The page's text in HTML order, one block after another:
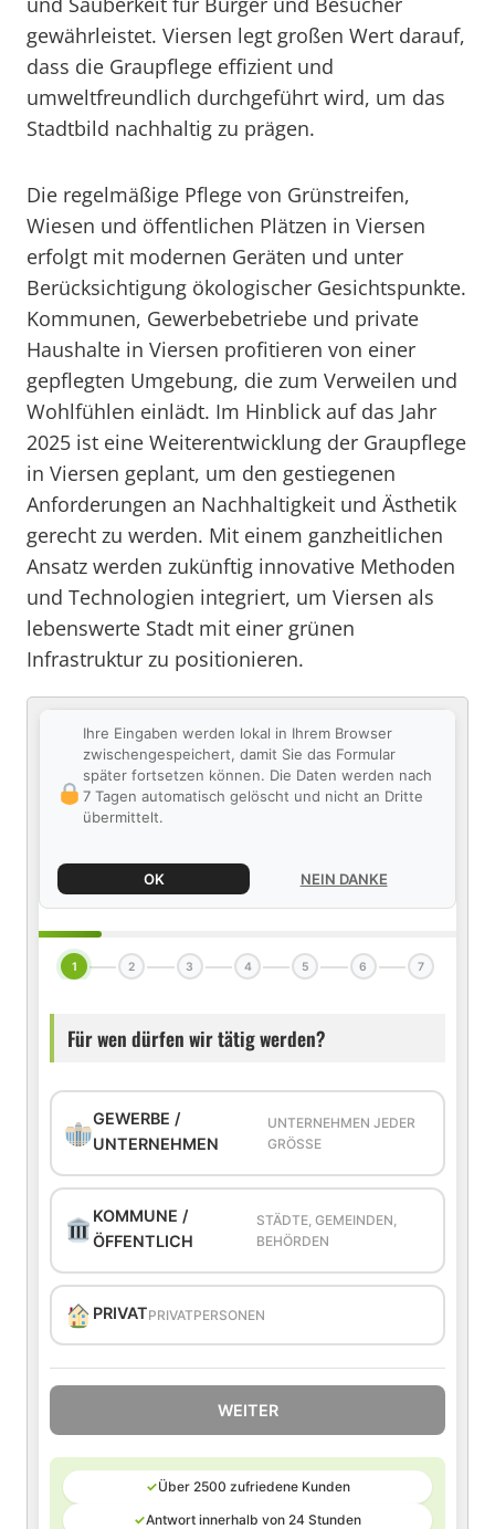
gewährleistet. Viersen legt großen Wert darauf,
dass die Graupflege effizient und
umweltfreundlich durchgeführt wird, um das
Stadtbild nachhaltig zu prägen.
Die regelmäßige Pflege von Grünstreifen,
Wiesen und öffentlichen Plätzen in Viersen
erfolgt mit modernen Geräten und unter
Berücksichtigung ökologischer Gesichtspunkte.
Kommunen, Gewerbebetriebe und private
Haushalte in Viersen profitieren von einer
gepflegten Umgebung, die zum Verweilen und
Wohlfühlen einlädt. Im Hinblick auf das Jahr
2025 ist eine Weiterentwicklung der Graupflege
in Viersen geplant, um den gestiegenen
Anforderungen an Nachhaltigkeit und Ästhetik
gerecht zu werden. Mit einem ganzheitlichen
Ansatz werden zukünftig innovative Methoden
und Technologien integriert, um Viersen als
lebenswerte Stadt mit einer grünen
Infrastruktur zu positionieren.
Ihre Eingaben werden lokal in Ihrem Browser
zwischengespeichert, damit Sie das Formular
später fortsetzen können. Die Daten werden nach
7 Tagen automatisch gelöscht und nicht an Dritte
übermittelt.
OK NEIN DANKE
1 2 3 4 5 6 7
Für wen dürfen wir tätig werden?
GEWERBE /
UNTERNEHMEN
UNTERNEHMEN JEDER
GRÖSSE
KOMMUNE /
ÖFFENTLICH
STÄDTE, GEMEINDEN,
BEHÖRDEN
PRIVATPRIVATPERSONEN
WEITER
✓Über 2500 zufriedene Kunden
✓Antwort innerhalb von 24 Stunden